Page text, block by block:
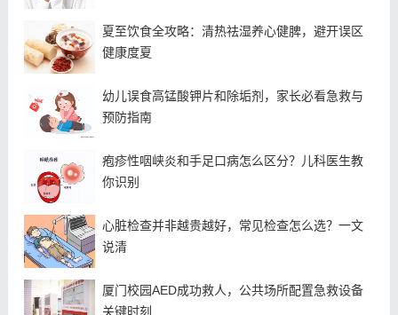
夏至饮食全攻略：清热祛湿养心健脾，避开误区
健康度夏
幼儿误食高锰酸钾片和除垢剂，家长必看急救与
预防指南
疱疹性咽峡炎和手足口病怎么区分？儿科医生教
你识别
心脏检查并非越贵越好，常见检查怎么选？一文
说清
厦门校园AED成功救人，公共场所配置急救设备
关键时刻